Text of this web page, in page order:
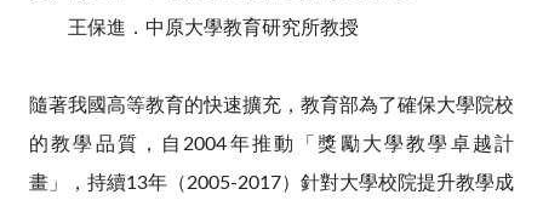
王保進．中原大學教育研究所教授
隨著我國高等教育的快速擴充，教育部為了確保大學院校
的教學品質，自2004年推動「獎勵大學教學卓越計
畫」，持續13年（2005-2017）針對大學校院提升教學成